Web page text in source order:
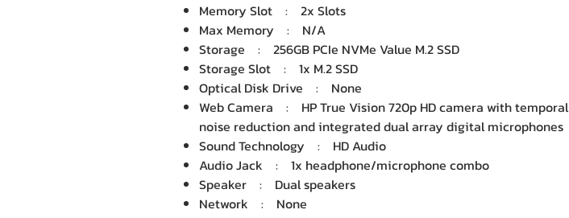
Memory Slot : 2x Slots
Max Memory : N/A
Storage : 256GB PCIe NVMe Value M.2 SSD
Storage Slot : 1x M.2 SSD
Optical Disk Drive : None
Web Camera : HP True Vision 720p HD camera with temporal
noise reduction and integrated dual array digital microphones
Sound Technology : HD Audio
Audio Jack : 1x headphone/microphone combo
Speaker : Dual speakers
Network : None